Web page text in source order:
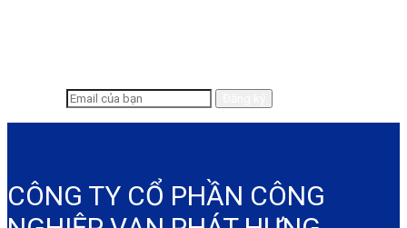
CÔNG TY CỔ PHẦN CÔNG